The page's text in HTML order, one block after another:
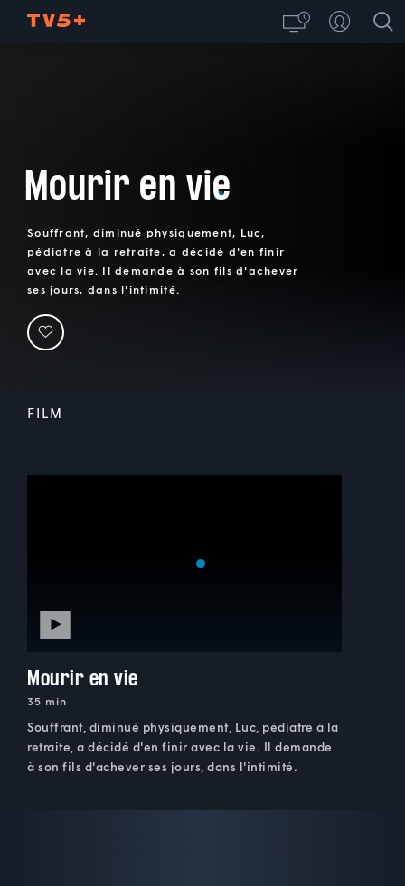
Mourir en vie
Souffrant, diminué physiquement, Luc,
pédiatre à la retraite, a décidé d'en finir
avec la vie. Il demande à son fils d'achever
ses jours, dans l'intimité.
FILM
Mourir en vie
35 min
Souffrant, diminué physiquement, Luc, pédiatre à la
retraite, a décidé d'en finir avec la vie. Il demande
à son fils d'achever ses jours, dans l'intimité.